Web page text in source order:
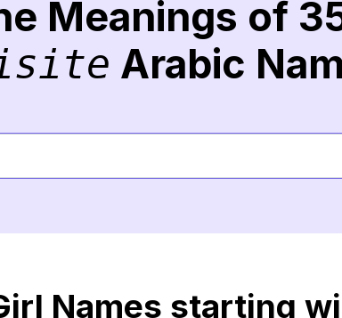
Meanings of
Arabic
Names starting